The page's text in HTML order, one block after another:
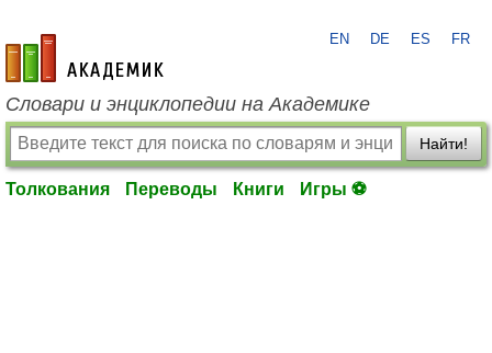
academic.ru
EN DE ES FR
Словари и энциклопедии на Академике
Найти!
Толкования Переводы Книги Игры ⚽